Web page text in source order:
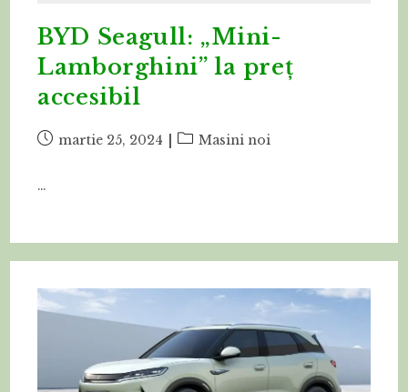
BYD Seagull: „Mini-
Lamborghini” la preț
accesibil
Postmartie 25, 2024
PostMasini noi
…